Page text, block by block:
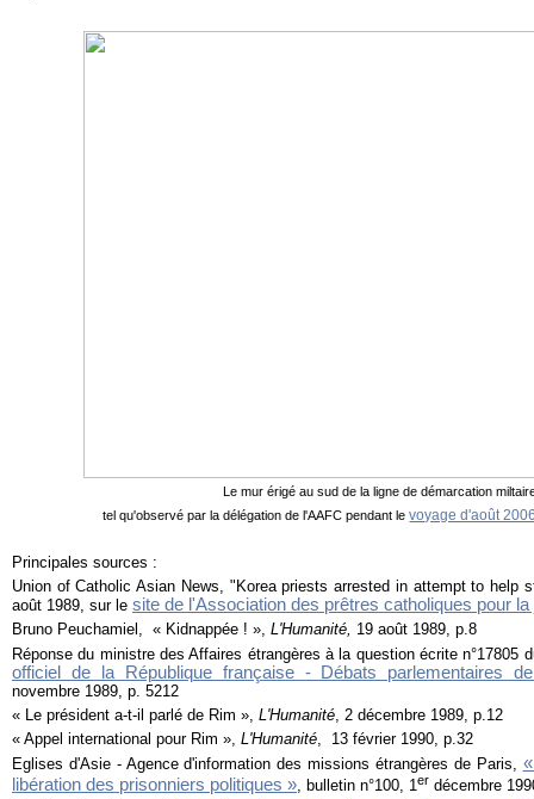
Le mur érigé au sud de la ligne de démarcation
tel qu'observé par la délégation de l'AAFC pendant levoyage d'août
Principales sources :
Union of Catholic Asian News, "Korea priests arrested in attempt to help
août 1989, sur le site de l'Association des prêtres catholiques pour la
Bruno Peuchamiel, « Kidnappée ! », L'Humanité, 19 août 1989, p.8
Réponse du ministre des Affaires étrangères à la question écrite n°17805
officiel de la République française - Débats parlementaires
novembre 1989, p. 5212
« Le président a-t-il parlé de Rim », L'Humanité , 2 décembre 1989, p.12
« Appel international pour Rim », L'Humanité , 13 février 1990, p.32
Eglises d'Asie - Agence d'information des missions étrangères de Paris,
libération des prisonniers politiques », bulletin n°100, 1er décembre